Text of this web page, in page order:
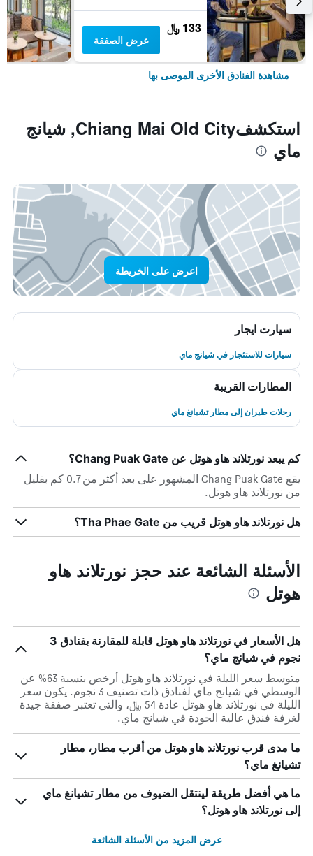
133 ﷼
عرض الصفقة
مشاهدة الفنادق الأخرى الموصى بها
استكشفChiang Mai Old City, شيانج
ماي
اعرض على الخريطة
سيارت ايجار
سيارات للاستئجار في شيانج ماي
المطارات القريبة
رحلات طيران إلى مطار تشيانغ ماي
كم يبعد نورتلاند هاو هوتل عن Chang Puak Gate؟
يقع Chang Puak Gate المشهور على بعد أكثر من 0.7 كم بقليل
من نورتلاند هاو هوتل.
هل نورتلاند هاو هوتل قريب من Tha Phae Gate؟
الأسئلة الشائعة عند حجز نورتلاند هاو
هوتل
هل الأسعار في نورتلاند هاو هوتل قابلة للمقارنة بفنادق 3
نجوم في شيانج ماي؟
متوسط سعر الليلة في نورتلاند هاو هوتل أرخص بنسبة 63% عن
الوسطي في شيانج ماي لفنادق ذات تصنيف 3 نجوم. يكون سعر
الليلة في نورتلاند هاو هوتل عادة 54 ﷼، والتي تعتبر صفقة جيدة
لغرفة فندق عالية الجودة في شيانج ماي.
ما مدى قرب نورتلاند هاو هوتل من أقرب مطار، مطار
تشيانغ ماي؟
ما هي أفضل طريقة لينتقل الضيوف من مطار تشيانغ ماي
إلى نورتلاند هاو هوتل؟
عرض المزيد من الأسئلة الشائعة